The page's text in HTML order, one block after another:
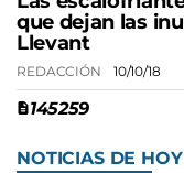
que dejan las
Llevant
REDACCIÓN 10/10/18
145259
NOTICIAS DE HOY